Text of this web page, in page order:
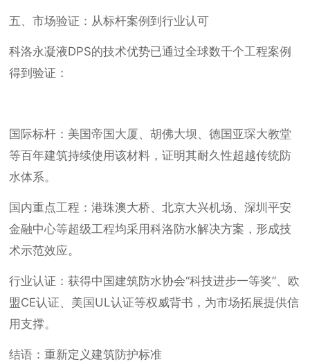
五、市场验证：从标杆案例到行业认可
科洛永凝液DPS的技术优势已通过全球数千个工程案例
得到验证：
国际标杆：美国帝国大厦、胡佛大坝、德国亚琛大教堂
等百年建筑持续使用该材料，证明其耐久性超越传统防
水体系。
国内重点工程：港珠澳大桥、北京大兴机场、深圳平安
金融中心等超级工程均采用科洛防水解决方案，形成技
术示范效应。
行业认证：获得中国建筑防水协会“科技进步一等奖”、欧
盟CE认证、美国UL认证等权威背书，为市场拓展提供信
用支撑。
结语：重新定义建筑防护标准